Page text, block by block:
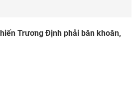
Trương Định phải băn khoăn,